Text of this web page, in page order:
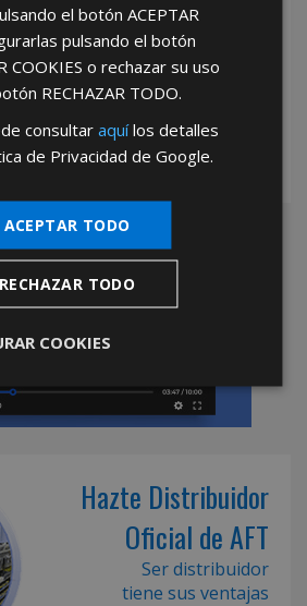
sólo venta a tiendas y empresas minoristas y
mayoristas.
Hazte Distribuidor
Oficial de AFT
Ser distribuidor
tiene sus ventajas
el botónACEPTAR
pulsando el botón
COOKIES o rechazar su uso
RECHAZAR TODO.
consultaraquílos detalles
de Privacidad de Google.
ACEPTAR TODO
RECHAZAR TODO
COOKIES